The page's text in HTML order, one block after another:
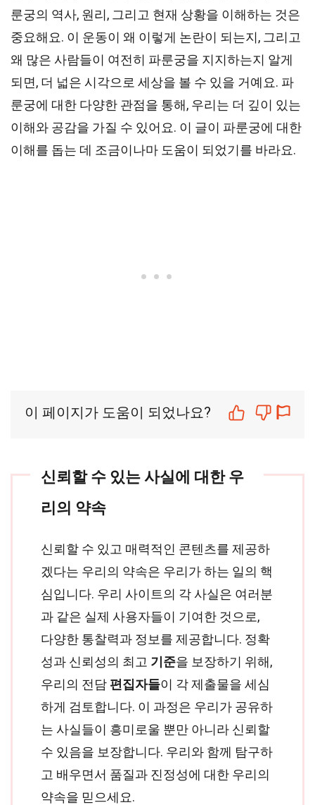
룬궁의 역사, 원리, 그리고 현재 상황을 이해하는 것은
중요해요. 이 운동이 왜 이렇게 논란이 되는지, 그리고
왜 많은 사람들이 여전히 파룬궁을 지지하는지 알게
되면, 더 넓은 시각으로 세상을 볼 수 있을 거예요. 파
룬궁에 대한 다양한 관점을 통해, 우리는 더 깊이 있는
이해와 공감을 가질 수 있어요. 이 글이 파룬궁에 대한
이해를 돕는 데 조금이나마 도움이 되었기를 바라요.
이 페이지가 도움이 되었나요?
신뢰할 수 있는 사실에 대한 우
리의 약속
신뢰할 수 있고 매력적인 콘텐츠를 제공하
겠다는 우리의 약속은 우리가 하는 일의 핵
심입니다. 우리 사이트의 각 사실은 여러분
과 같은 실제 사용자들이 기여한 것으로,
다양한 통찰력과 정보를 제공합니다. 정확
성과 신뢰성의 최고 기준을 보장하기 위해,
우리의 전담 편집자들이 각 제출물을 세심
하게 검토합니다. 이 과정은 우리가 공유하
는 사실들이 흥미로울 뿐만 아니라 신뢰할
수 있음을 보장합니다. 우리와 함께 탐구하
고 배우면서 품질과 진정성에 대한 우리의
약속을 믿으세요.